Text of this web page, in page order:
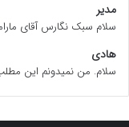
مدیر
سلام سبک نگارس آقای
هادی
سلام. من نمیدونم این